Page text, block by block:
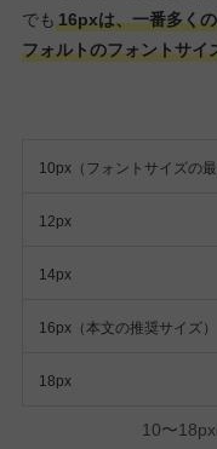
でも 16pxは、一番多く
フォルトのフォントサイ
10px（フォントサイズの最
12px
14px
16px（本文の推奨サイズ）
18px
10〜